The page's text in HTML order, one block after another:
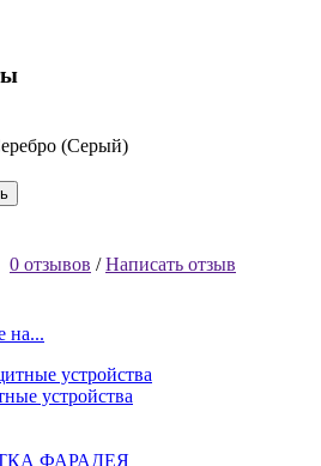
(Серый)
0 отзывов /Написать отзыв
на...
устройства